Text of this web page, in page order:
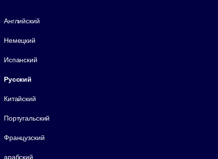
Английский
Немецкий
Испанский
Русский
Китайский
Португальский
Французский
арабский